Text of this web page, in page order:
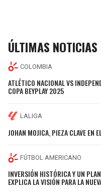
ÚLTIMAS NOTICIAS
COLOMBIA
ATLÉTICO NACIONAL VS
COPA BEYPLAY 2025
LALIGA
JOHAN MOJICA, PIEZA CLAVE EN
FÚTBOL AMERICANO
INVERSIÓN HISTÓRICA Y UN
EXPLICA LA VISIÓN PARA LA